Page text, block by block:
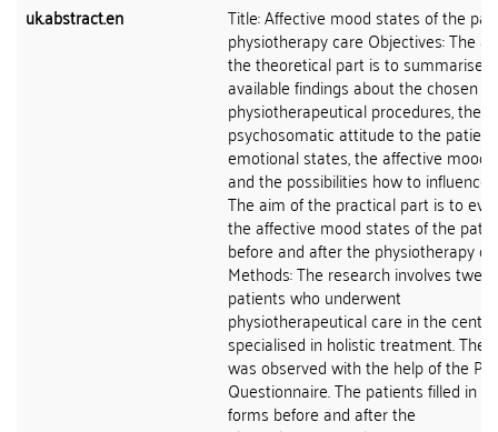
uk.abstract.en
Title: Affective mood states of the
physiotherapy care Objectives: The
the theoretical part is to summarise
available findings about the chosen
physiotherapeutical procedures, the
psychosomatic attitude to the
emotional states, the affective mood
and the possibilities how to influence
The aim of the practical part is to
the affective mood states of the
before and after the physiotherapy
Methods: The research involves
patients who underwent
physiotherapeutical care in the
specialised in holistic treatment.
was observed with the help of the
Questionnaire. The patients filled in
forms before and after the